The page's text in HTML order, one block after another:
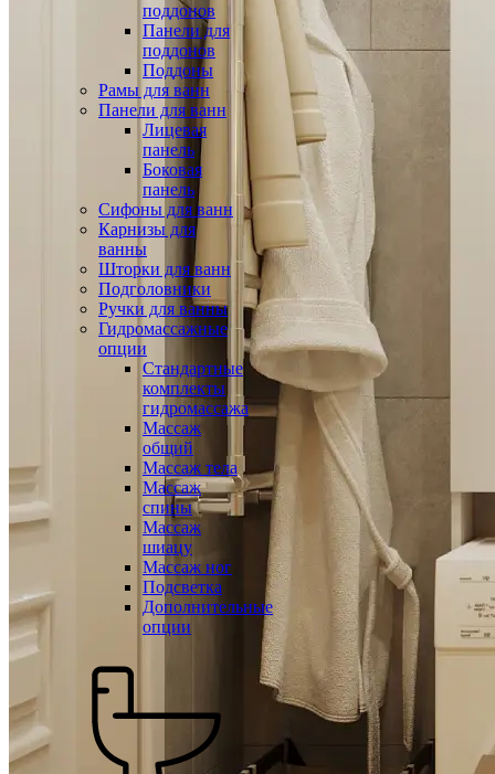
поддонов
Панели для
поддонов
Поддоны
Рамы для ванн
Панели для ванн
Лицевая
панель
Боковая
панель
Сифоны для ванн
Карнизы для
ванны
Шторки для ванн
Подголовники
Ручки для ванны
Гидромассажные
опции
Стандартные
комплекты
гидромассажа
Массаж
общий
Массаж тела
Массаж
спины
Массаж
шиацу
Массаж ног
Подсветка
Дополнительные
опции